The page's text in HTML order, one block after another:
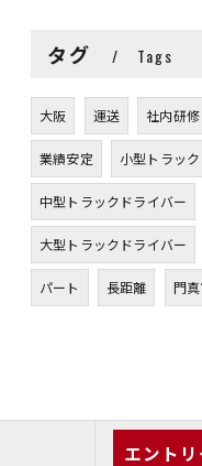
タグ Tags
大阪 運送 社内研修
業績安定 小型トラッ
中型トラックドライバー
大型トラックドライバー
パート 長距離 門
エント